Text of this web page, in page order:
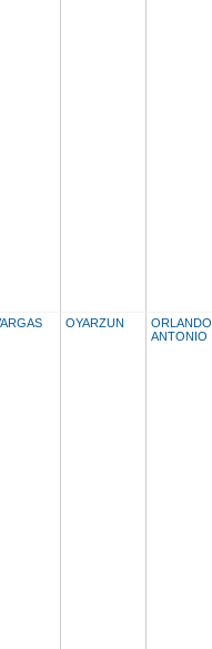
OYARZUN
ORLANDO
ANTONIO